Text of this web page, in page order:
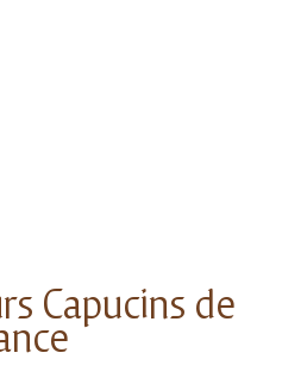
Capucins de